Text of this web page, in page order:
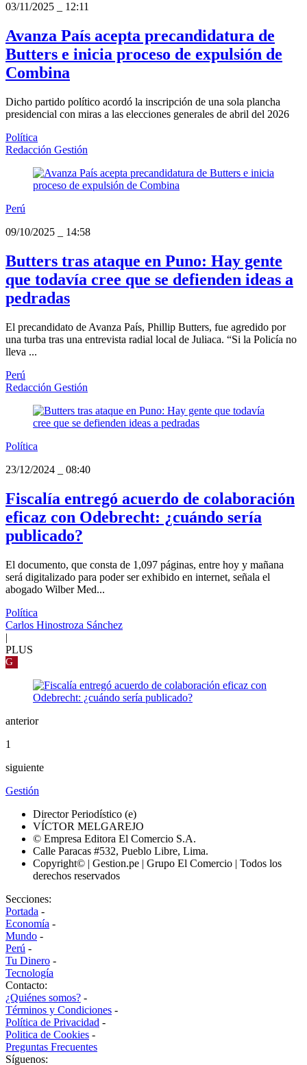
03/11/2025
12:11
Avanza País acepta precandidatura de
Butters e inicia proceso de expulsión de
Combina
Dicho partido político acordó la inscripción de una sola plancha
presidencial con miras a las elecciones generales de abril del 2026
Política
Redacción Gestión
Perú
09/10/2025
14:58
Butters tras ataque en Puno: Hay gente
que todavía cree que se defienden ideas a
pedradas
El precandidato de Avanza País, Phillip Butters, fue agredido por
una turba tras una entrevista radial local de Juliaca. “Si la Policía no
lleva ...
Perú
Redacción Gestión
Política
23/12/2024
08:40
Fiscalía entregó acuerdo de colaboración
eficaz con Odebrecht: ¿cuándo sería
publicado?
El documento, que consta de 1,097 páginas, entre hoy y mañana
será digitalizado para poder ser exhibido en internet, señala el
abogado Wilber Med...
Política
Carlos Hinostroza Sánchez
|
PLUS
G
anterior
1
siguiente
Gestión
Director Periodístico (e)
VÍCTOR MELGAREJO
© Empresa Editora El Comercio S.A.
Calle Paracas #532, Pueblo Libre, Lima.
Copyright© | Gestion.pe | Grupo El Comercio | Todos los
derechos reservados
Secciones:
Portada -
Economía -
Mundo -
Perú -
Tu Dinero -
Tecnología
Contacto:
¿Quiénes somos? -
Términos y Condiciones -
Política de Privacidad -
Politica de Cookies -
Preguntas Frecuentes
Síguenos: